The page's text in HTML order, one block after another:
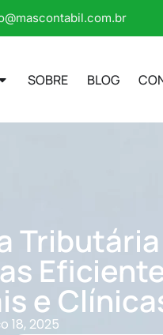
SOBRE BLOG
e
18, 2025